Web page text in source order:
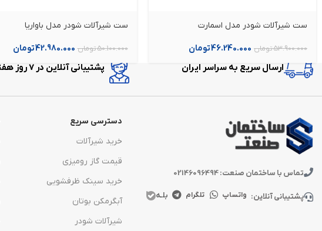
ست شیرآلات شودر مدل اسمارت
53.900.000تومان 46.240.000تومان
ست شیرآلات شودر مدل باواریا
50.100.000تومان 42.980.000تومان
ارسال سریع به سراسر ایران پشتیبانی آنلاین در 7 روز هفته
تماس با ساختمان صنعت: 02146096494
پشتیبانی آنلاین: واتساپ تلگرام بلـه
دسترسی سریع
خرید شیرآلات
قیمت گاز رومیزی
خرید سینک ظرفشویی
آبگرمکن بوتان
شیرآلات شودر